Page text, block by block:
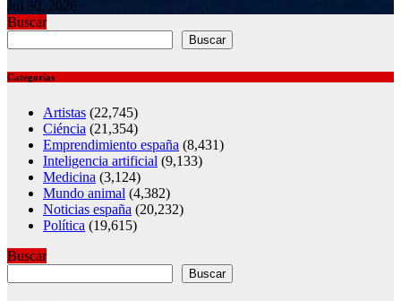
Jul 30, 2026
Buscar
Buscar
Categorías
Artistas (22,745)
Ciéncia (21,354)
Emprendimiento españa (8,431)
Inteligencia artificial (9,133)
Medicina (3,124)
Mundo animal (4,382)
Noticias españa (20,232)
Política (19,615)
Buscar
Buscar